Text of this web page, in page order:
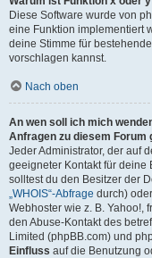
Diese Software wurde von
eine Funktion implementiert
deine Stimme für
vorschlagen kannst.
Nach oben
An wen soll ich mich
Anfragen zu diesem Forum
Jeder Administrator, der auf
geeigneter Kontakt für deine
solltest du den Besitzer der
„WHOIS“-Abfrage durch)
Webhoster wie z. B. Yahoo!,
den Abuse-Kontakt des
Limited (phpBB.com) und
Einfluss auf die Benutzung